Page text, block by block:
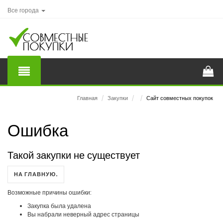
Все города
Главная / Закупки / / Сайт совместных покупок
Ошибка
Такой закупки не существует
НА ГЛАВНУЮ.
Возможные причины ошибки:
Закупка была удалена
Вы набрали неверный адрес страницы